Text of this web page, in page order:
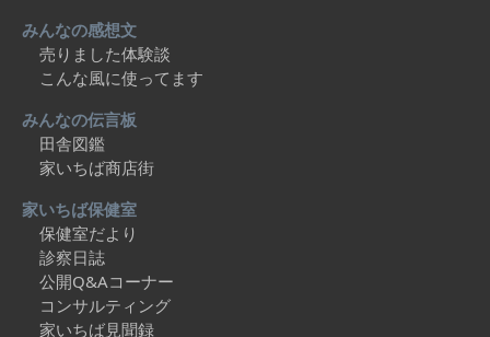
みんなの感想文
売りました体験談
こんな風に使ってます
みんなの伝言板
田舎図鑑
家いちば商店街
家いちば保健室
保健室だより
診察日誌
公開Q&Aコーナー
コンサルティング
家いちば見聞録